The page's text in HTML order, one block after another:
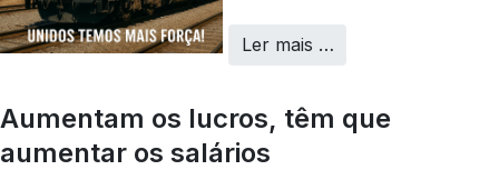
Ler mais …
Aumentam os lucros, têm que
aumentar os salários